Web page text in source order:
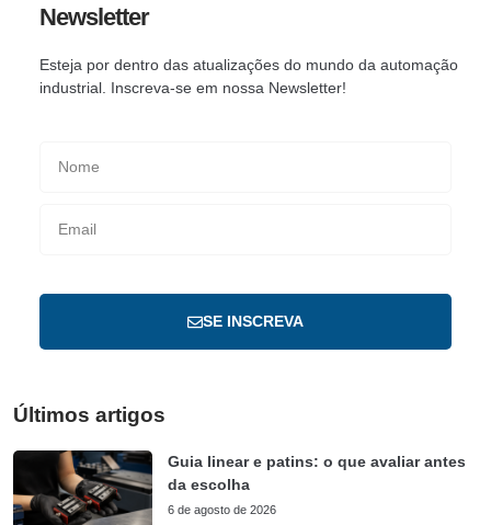
Newsletter
Esteja por dentro das atualizações do mundo da automação
industrial. Inscreva-se em nossa Newsletter!
SE INSCREVA
Últimos artigos
Guia linear e patins: o que avaliar antes
da escolha
6 de agosto de 2026